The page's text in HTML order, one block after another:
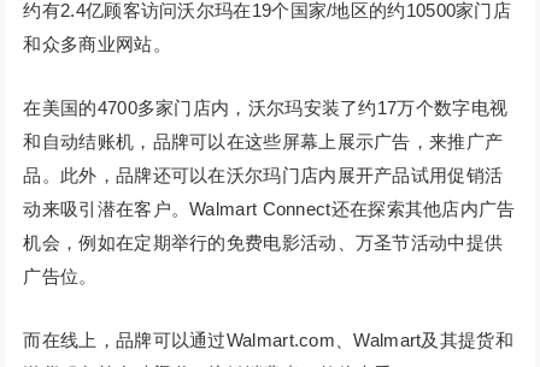
约有2.4亿顾客访问沃尔玛在19个国家/地区的约10500家门店
和众多商业网站。
在美国的4700多家门店内，沃尔玛安装了约17万个数字电视
和自动结账机，品牌可以在这些屏幕上展示广告，来推广产
品。此外，品牌还可以在沃尔玛门店内展开产品试用促销活
动来吸引潜在客户。Walmart Connect还在探索其他店内广告
机会，例如在定期举行的免费电影活动、万圣节活动中提供
广告位。
而在线上，品牌可以通过Walmart.com、Walmart及其提货和